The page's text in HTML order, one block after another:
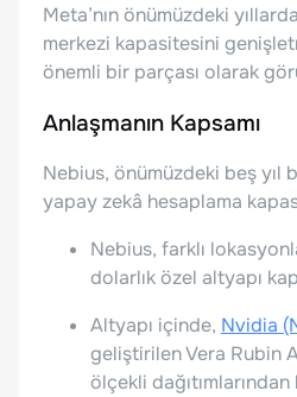
Meta’nın önümüzdeki
merkezi kapasitesini
önemli bir parçası olarak
Anlaşmanın Kapsamı
Nebius, önümüzdeki beş yıl
yapay zekâ hesaplama
Nebius, farklı
dolarlık özel altyapı
Altyapı içinde, Nvidia
geliştirilen Vera Rubin
ölçekli